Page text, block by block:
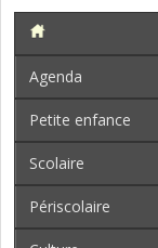
Agenda
Petite enfance
Scolaire
Périscolaire